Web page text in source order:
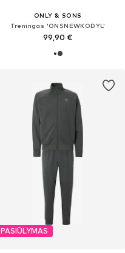
ONLY & SONS
Treningas 'ONSNEWKODYL'
99,90 €
PASIŪLYMAS